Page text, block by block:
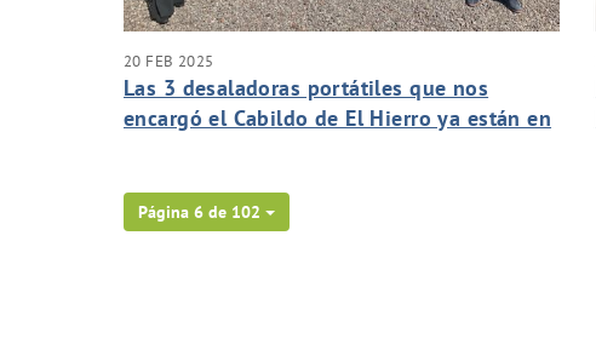
20 FEB 2025
Las 3 desaladoras portátiles que nos
encargó el Cabildo de El Hierro ya están en
Página 6 de 102